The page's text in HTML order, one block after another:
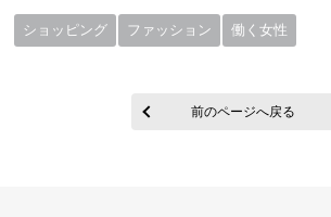
ショッピング ファッション 働く女性
前のページへ戻る